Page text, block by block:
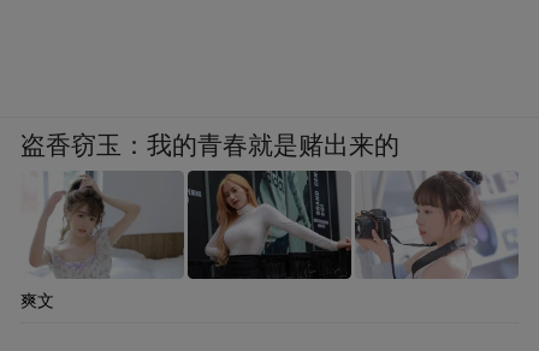
盗香窃玉：我的青春就是赌出来的
爽文